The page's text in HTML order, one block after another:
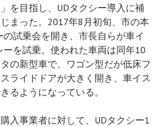
を目指し、UDタクシー導入に補
まった。2017年8月初旬、市の本
の試乗会を開き、市長自らが車イ
ーを試乗。使われた車両は同年10
の新型車で、ワゴン型だが低床フ
ライドドアが大きく開き、車イス
るようになっている。
入事業者に対して、UDタクシー1